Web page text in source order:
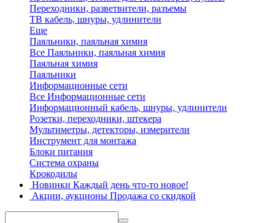
Переходники, разветвители, разъемы
ТВ кабель, шнуры, удлинители
Еще
Паяльники, паяльная химия
Все Паяльники, паяльная химия
Паяльная химия
Паяльники
Информационные сети
Все Информационные сети
Информационный кабель, шнуры, удлинители
Розетки, переходники, штекера
Мультиметры, детекторы, измерители
Инструмент для монтажа
Блоки питания
Система охраны
Крокодилы
Новинки Каждый день что-то новое!
Акции, аукционы Продажа со скидкой